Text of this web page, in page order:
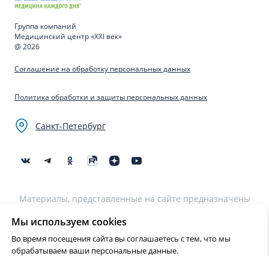
Группа компаний
Медицинский центр «XXI век»
@ 2026
Соглашение на обработку персональных данных
Политика обработки и защиты персональных данных
Санкт-Петербург
Материалы, представленные на сайте предназначены
использованы для постановки диагноза, назначения
лечения и не являются медицинскими рекомендациями.
Необходима консультация специалиста.
Мы используем cookies
Во время посещения сайта вы соглашаетесь с тем, что мы
обрабатываем ваши персональные данные.